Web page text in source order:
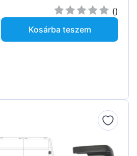
()
Kosárba teszem